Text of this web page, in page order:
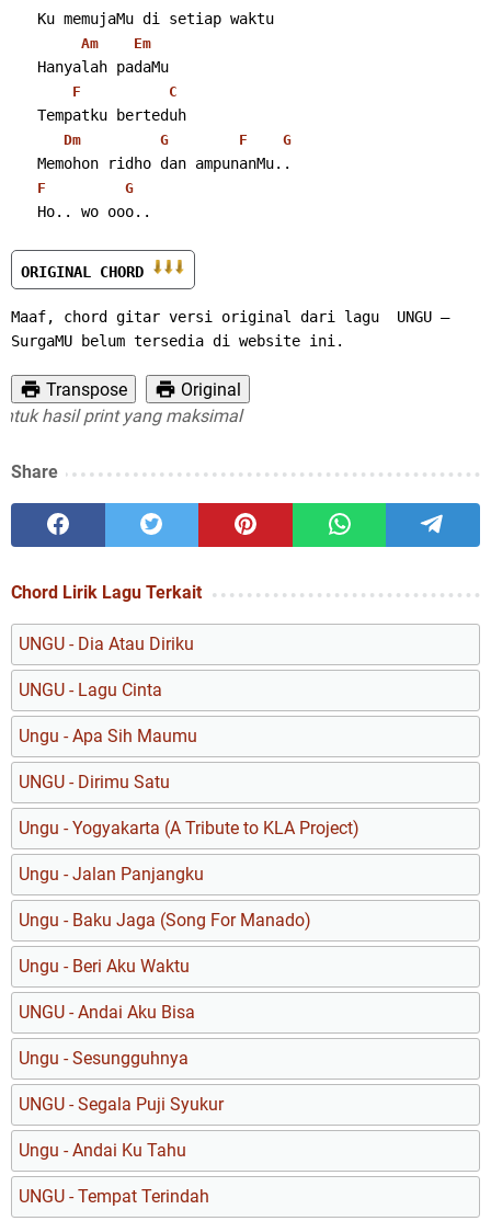
Ku memujaMu di setiap waktu
Am Em
Hanyalah padaMu
F C
Tempatku berteduh
Dm G F G
Memohon ridho dan ampunanMu..
F G
Ho.. wo ooo..
ORIGINAL CHORD
Maaf, chord gitar versi original dari lagu  UNGU –
SurgaMU belum tersedia di website ini.
Transpose
Original
hasil print yang maksimal
Share
Chord Lirik Lagu Terkait
UNGU - Dia Atau Diriku
UNGU - Lagu Cinta
Ungu - Apa Sih Maumu
UNGU - Dirimu Satu
Ungu - Yogyakarta (A Tribute to KLA Project)
Ungu - Jalan Panjangku
Ungu - Baku Jaga (Song For Manado)
Ungu - Beri Aku Waktu
UNGU - Andai Aku Bisa
Ungu - Sesungguhnya
UNGU - Segala Puji Syukur
Ungu - Andai Ku Tahu
UNGU - Tempat Terindah